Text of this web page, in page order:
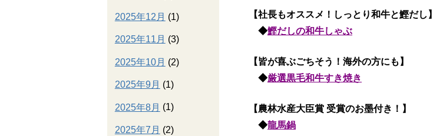
【社長もオススメ！しっとり和牛と鰹だし】
◆鰹だしの和牛しゃぶ
【皆が喜ぶごちそう！海外の方にも】
◆厳選黒毛和牛すき焼き
【農林水産大臣賞 受賞のお墨付き！】
◆龍馬鍋
2025年12月 (1)
2025年11月 (3)
2025年10月 (2)
2025年9月 (1)
2025年8月 (1)
2025年7月 (2)